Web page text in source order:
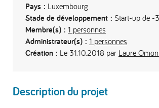
Pays : Luxembourg
Stade de développement : Start-up de -
Membre(s) : 1 personnes
Administrateur(s) : 1 personnes
Création : Le 31.10.2018 par Laure
Description du projet